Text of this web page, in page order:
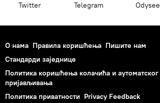
Twitter Telegram Odysee
О нама Правила коришћења Пишите нам
Стандарди заједнице
Политика коришћења колачића и аутоматског
пријављивања
Политика приватности Privacy Feedback